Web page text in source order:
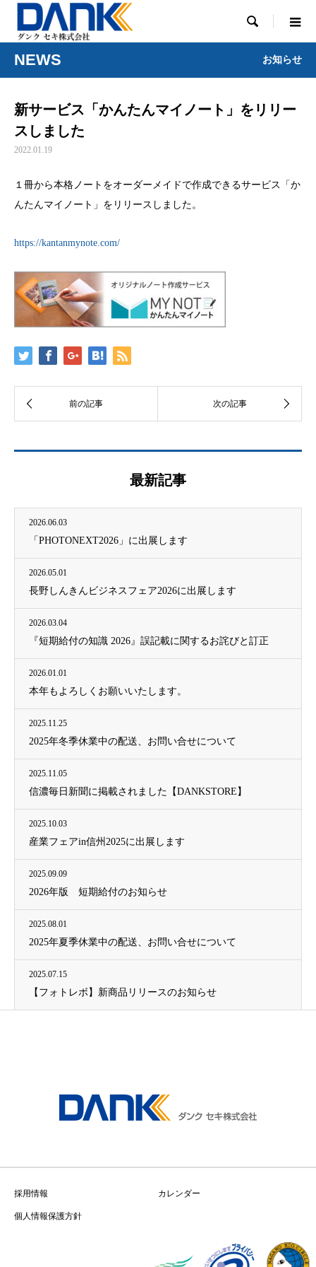

NEWS お知らせ
新サービス「かんたんマイノート」をリリー
スしました
2022.01.19
１冊から本格ノートをオーダーメイドで作成できるサービス「か
んたんマイノート」をリリースしました。
https://kantanmynote.com/
最新記事
2026.06.03
「PHOTONEXT2026」に出展します
2026.05.01
長野しんきんビジネスフェア2026に出展します
2026.03.04
『短期給付の知識 2026』誤記載に関するお詫びと訂正
2026.01.01
本年もよろしくお願いいたします。
2025.11.25
2025年冬季休業中の配送、お問い合せについて
2025.11.05
信濃毎日新聞に掲載されました【DANKSTORE】
2025.10.03
産業フェアin信州2025に出展します
2025.09.09
2026年版 短期給付のお知らせ
2025.08.01
2025年夏季休業中の配送、お問い合せについて
2025.07.15
【フォトレボ】新商品リリースのお知らせ
採用情報 カレンダー
個人情報保護方針